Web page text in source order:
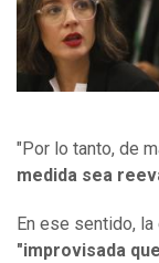
"Por lo tanto, de
medida sea
En ese sentido,
"improvisada